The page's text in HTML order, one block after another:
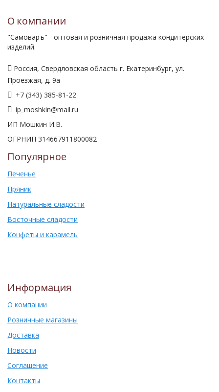
О компании
"Самоваръ" - оптовая и розничная продажа кондитерских
изделий.
Россия, Свердловская область г. Екатеринбург, ул.
Проезжая, д. 9а
+7 (343) 385-81-22
ip_moshkin@mail.ru
ИП Мошкин И.В.
ОГРНИП 314667911800082
Популярное
Печенье
Пряник
Натуральные сладости
Восточные сладости
Конфеты и карамель
Информация
О компании
Розничные магазины
Доставка
Новости
Соглашение
Контакты